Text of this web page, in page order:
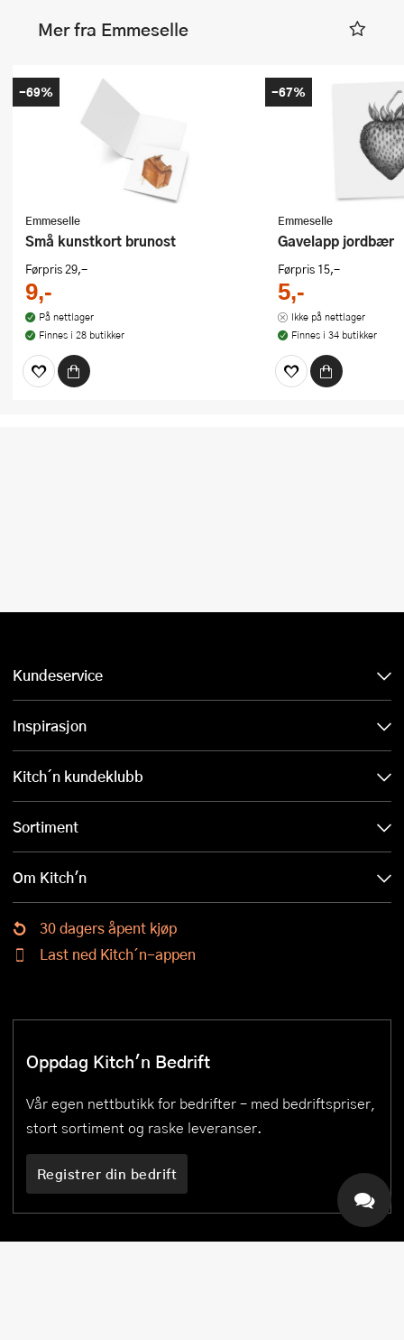
Mer fra Emmeselle
Emmeselle
Små kunstkort brunost
Førpris29,-
9,-
På nettlager
Finnes i 28 butikker
-69%
Emmeselle
Gavelapp jordbær
Førpris 15,-
5,-
Ikke på nettlager
Finnes i 34 butikker
-67%
Kundeservice
Inspirasjon
Kitch´n kundeklubb
Sortiment
Om Kitch'n
30 dagers åpent kjøp
Last ned Kitch´n-appen
Oppdag Kitch'n Bedrift
Vår egen nettbutikk for bedrifter – med bedriftspriser,
stort sortiment og raske leveranser.
Registrer din bedrift